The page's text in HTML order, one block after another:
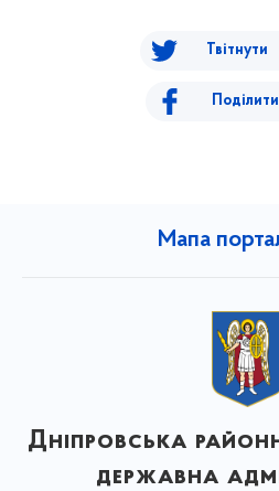
Твітнути
Мапа
Дніпровська
державна